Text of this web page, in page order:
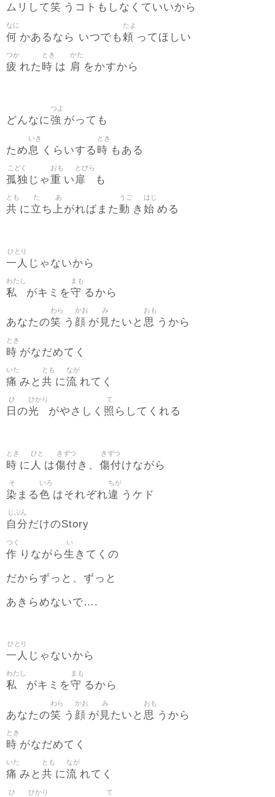
ムリして笑 うコトもしなくていいから
何
なに
かあるなら いつでも 頼
たよ
ってほしい
疲
つか
れた 時
とき
は 肩
かた
をかすから
どんなに強
つよ
がっても
ため息
いき
くらいする 時
とき
もある
孤独
こどく
じゃ重
おも
い 扉
とびら
も
共
とも
に立
た
ち上
あ
がればまた動
うご
き 始
はじ
める
一人
ひとり
じゃないから
私
わたし
がキミを守
まも
るから
あなたの笑
わら
う 顔
かお
が 見
み
たいと 思
おも
うから
時
とき
がなだめてく
痛
いた
みと 共
とも
に流
なが
れてく
日
ひ
の光
ひかり
がやさしく 照
て
らしてくれる
時
とき
に 人
ひと
は傷付
きずつ
き、 傷付
きずつ
けながら
染
そ
まる色
いろ
はそれぞれ違
ちが
うケド
自分
じぶん
だけのStory
作
つく
りながら生
い
きてくの
だからずっと、ずっと
あきらめないで….
一人
ひとり
じゃないから
私
わたし
がキミを守
まも
るから
あなたの笑
わら
う 顔
かお
が 見
み
たいと 思
おも
うから
時
とき
がなだめてく
痛
いた
みと 共
とも
に流
なが
れてく
ひ ひかり て